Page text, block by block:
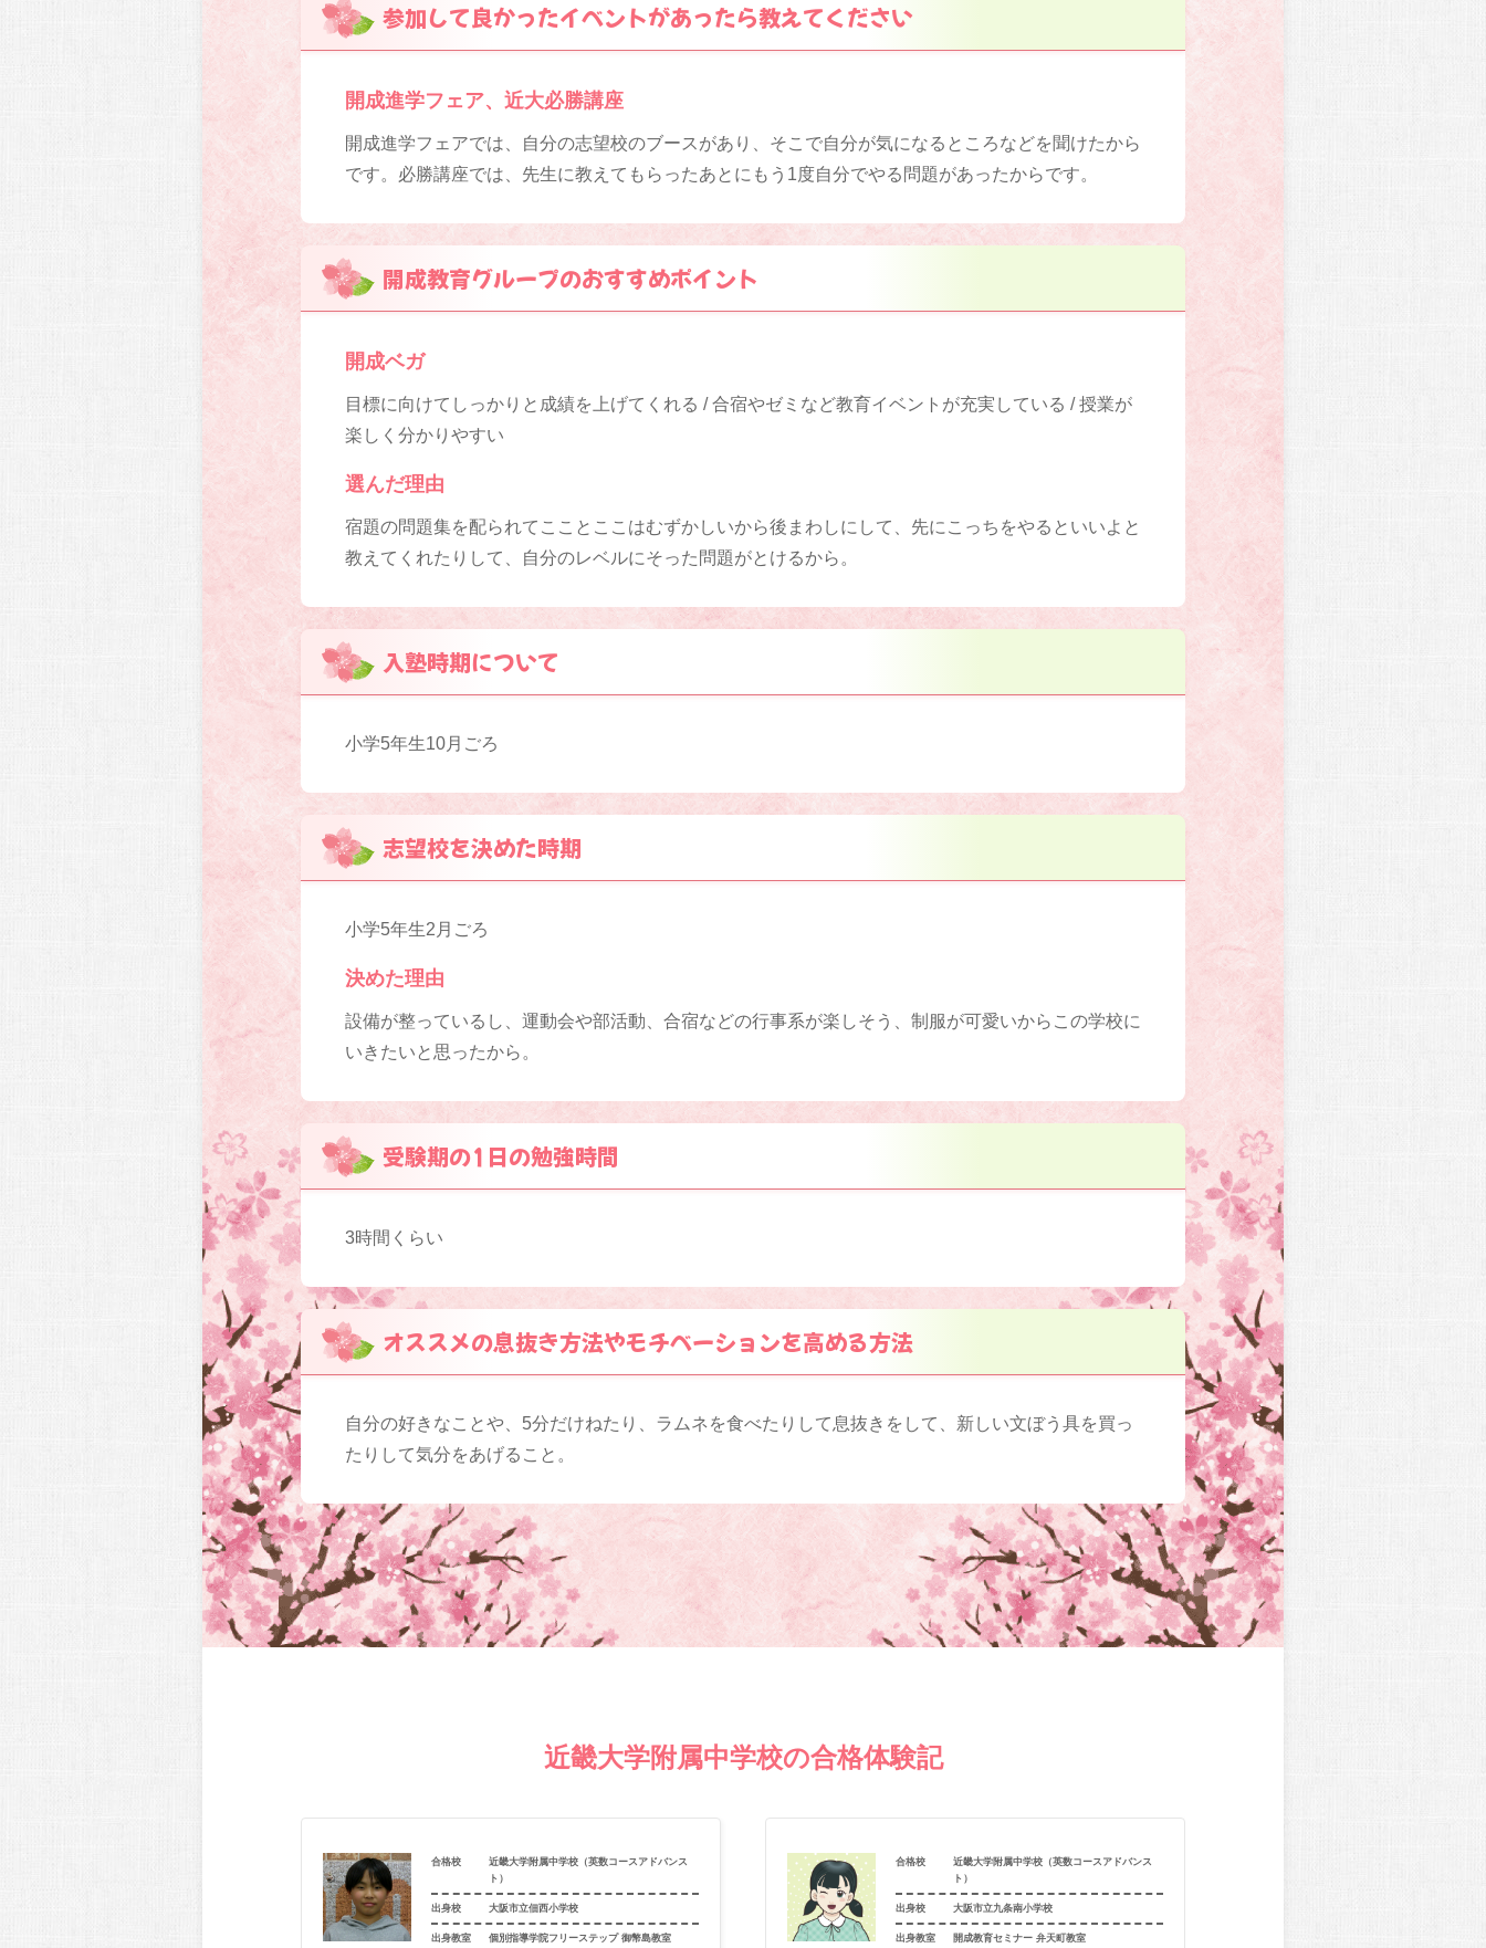
参加して良かったイベントがあったら教えてください
開成進学フェア、近大必勝講座
開成進学フェアでは、自分の志望校のブースがあり、そこで自分が気になるところなどを聞けたから
です。必勝講座では、先生に教えてもらったあとにもう1度自分でやる問題があったからです。
開成教育グループのおすすめポイント
開成ベガ
目標に向けてしっかりと成績を上げてくれる / 合宿やゼミなど教育イベントが充実している / 授業が
楽しく分かりやすい
選んだ理由
宿題の問題集を配られてこことここはむずかしいから後まわしにして、先にこっちをやるといいよと
教えてくれたりして、自分のレベルにそった問題がとけるから。
入塾時期について
小学5年生10月ごろ
志望校を決めた時期
小学5年生2月ごろ
決めた理由
設備が整っているし、運動会や部活動、合宿などの行事系が楽しそう、制服が可愛いからこの学校に
いきたいと思ったから。
受験期の1日の勉強時間
3時間くらい
オススメの息抜き方法やモチベーションを高める方法
自分の好きなことや、5分だけねたり、ラムネを食べたりして息抜きをして、新しい文ぼう具を買っ
たりして気分をあげること。
近畿大学附属中学校の合格体験記
合格校
近畿大学附属中学校（英数コースアドバンス
ト）
出身校 大阪市立佃西小学校
出身教室 個別指導学院フリーステップ 御幣島教室
合格校
近畿大学附属中学校（英数コースアドバンス
ト）
出身校 大阪市立九条南小学校
出身教室 開成教育セミナー 弁天町教室